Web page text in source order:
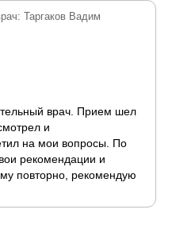
Таргаков Вадим
врач. Прием шел
и
на мои вопросы. По
рекомендации и
повторно, рекомендую